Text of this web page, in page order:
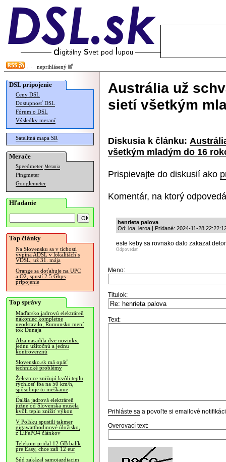
neprihlásený
DSL pripojenie
Ceny DSL
Dostupnosť DSL
Fórum o DSL
Výsledky meraní
Satelitná mapa SR
Merače
Speedmeter Merania
Pingmeter
Googlemeter
Hľadanie
Top články
Na Slovensku sa v tichosti
vypína ADSL v lokalitách s
VDSL, už 31. mája
Orange sa doťahuje na UPC
a O2, spustí 2.5 Gbps
pripojenie
Top správy
Maďarsko jadrovú elektráreň
nakoniec kompletne
neodstavilo, Rumunsko mení
tok Dunaja
Alza nasadila dve novinky,
jednu užitočnú a jednu
kontroverznú
Slovensko.sk má opäť
technické problémy
Železnice znižujú kvôli teplu
rýchlosť iba na 50 km/h,
spôsobuje to meškanie
Ďalšia jadrová elektráreň
južne od Slovenska musela
kvôli teplu znížiť výkon
V Poľsku spustili takmer
gigawatthodinové úložisko,
z LiFePO4 článkov
Telekom pridal 12 GB balík
pre Easy, chce zaň 12 eur
Súd zakázal samojazdiacim
Austrália už
sietí všetkým
Diskusia k článku:
všetkým mladým do 16
Prispievajte do diskusií ako
Komentár, na ktorý
henrieta palova
Od: loa_leroa | Pridané: 2024-11-28
este keby sa rovnako dalo zakazat
Odpovedať
Meno:
Titulok:
Text:
Prihláste sa a povoľte si emailové
Overovací text: